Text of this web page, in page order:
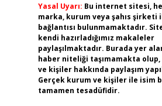
Yasal Uyarı: Bu internet sitesi,
marka, kurum veya şahıs şirketi
bağlantısı bulunmamaktadır.
kendi hazırladığımız makaleler
paylaşılmaktadır. Burada yer
haber niteliği taşımamakta
ve kişiler hakkında paylaşım
Gerçek kurum ve kişiler ile isim
tamamen tesadüfidir.